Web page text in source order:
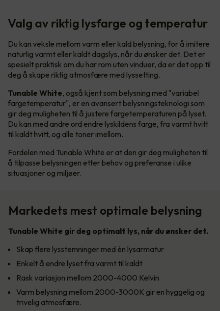
Valg av riktig lysfarge og temperatur
Du kan veksle mellom varm eller kald belysning, for å imitere
naturlig varmt eller kaldt dagslys, når du ønsker det. Det er
spesielt praktisk om du har rom uten vinduer, da er det opp til
deg å skape riktig atmosfære med lyssetting.
Tunable White, også kjent som belysning med "variabel
fargetemperatur", er en avansert belysningsteknologi som
gir deg muligheten til å justere fargetemperaturen på lyset.
Du kan med andre ord endre lyskildens farge, fra varmt hvitt
til kaldt hvitt, og alle toner imellom.
Fordelen med Tunable White er at den gir deg muligheten til
å tilpasse belysningen etter behov og preferanse i ulike
situasjoner og miljøer.
Markedets mest optimale belysning
Tunable White gir deg optimalt lys, når du ønsker det.
Skap flere lysstemninger med én lysarmatur
Enkelt å endre lyset fra varmt til kaldt
Rask variasjon mellom 2000-4000 Kelvin
Varm belysning mellom 2000-3000K gir en hyggelig og
trivelig atmosfære.